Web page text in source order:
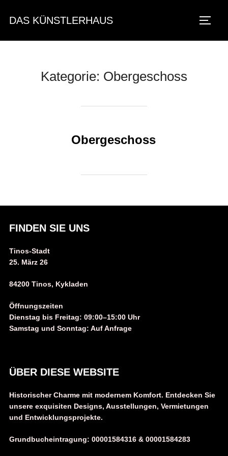
InhaltDAS KÜNSTLERHAUS
Kategorie: Obergeschoss
Obergeschoss
FINDEN SIE UNS
Tinos-Stadt
25. März 26
84200 Tinos, Kykladen
Öffnungszeiten
Dienstag bis Freitag: 09:00–15:00 Uhr
Samstag und Sonntag: Auf Anfrage
ÜBER DIESE WEBSITE
Historischer Charme mit modernem Komfort. Entdecken Sie
unsere exquisiten Designs, Ausstellungen, Vermietungen
und Entwicklungsprojekte.
Grundbucheintragung: 00001584316 & 00001584283